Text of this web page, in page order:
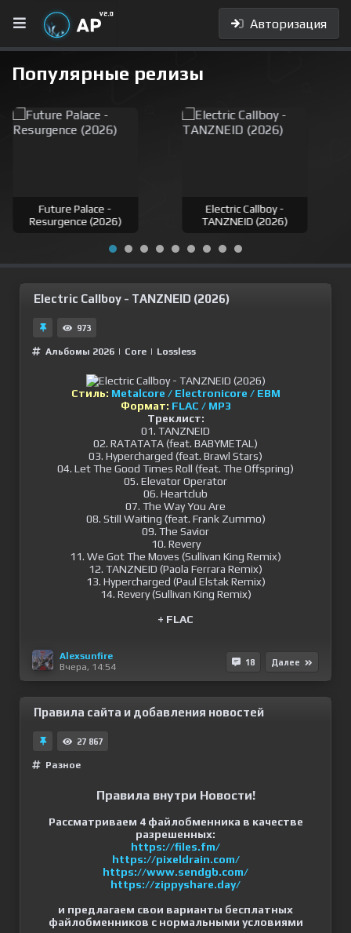
Авторизация
Популярные релизы
Future Palace -
Resurgence (2026)
Electric Callboy -
TANZNEID (2026)
Electric Callboy - TANZNEID (2026)
973
Альбомы 2026 | Сore | Lossless
Стиль: Metalcore / Electronicore / EBM
Формат: FLAC / MP3
Треклист:
01. TANZNEID
02. RATATATA (feat. BABYMETAL)
03. Hypercharged (feat. Brawl Stars)
04. Let The Good Times Roll (feat. The Offspring)
05. Elevator Operator
06. Heartclub
07. The Way You Are
08. Still Waiting (feat. Frank Zummo)
09. The Savior
10. Revery
11. We Got The Moves (Sullivan King Remix)
12. TANZNEID (Paola Ferrara Remix)
13. Hypercharged (Paul Elstak Remix)
14. Revery (Sullivan King Remix)
+ FLAC
Alexsunfire
Вчера, 14:54
18 Далее
Правила сайта и добавления новостей
27 867
Разное
Правила внутри Новости!
Рассматриваем 4 файлобменника в качестве
разрешенных:
https://files.fm/
https://pixeldrain.com/
https://www.sendgb.com/
https://zippyshare.day/
и предлагаем свои варианты бесплатных
файлобменников с нормальными условиями